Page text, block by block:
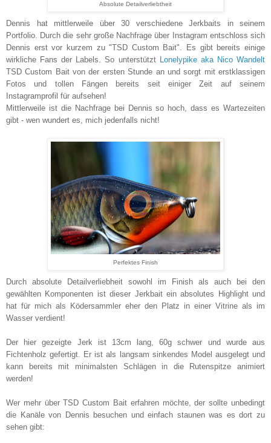
Absolute Detailverliebtheit
Dennis hat mittlerweile über 30 verschiedene Jerkbaits in seinem
Portfolio. Durch die sehr große Nachfrage über Instagram entschloss sich
Dennis erst vor kurzem zu "TSD Custom Bait". Es gibt bereits einige
wirkliche Fans der Labels. So unterstützt Lonelypike aka Nico Wandelt
TSD Custom Bait von der ersten Stunde an und sorgt mit erstklassigen
Fotos und tollen Fängen bereits seit einiger Zeit auf seinem
Instagramprofil für aufsehen!
Mittlerweile ist die Nachfrage bei Dennis so hoch, dass es Wartezeiten
gibt - wen wundert es, mich jedenfalls nicht!
Perfektes Finish
Durch absolute Detailverliebheit sowohl im Finish als auch bei den
gewählten Komponenten ist dieser Jerkbait ein absolutes Highlight und
hat für mich als Ködersammler eher den Platz in einer Vitrine als im
Wasser verdient!
Der hier gezeigte Jerk ist 13cm lang, 60g schwer und wurde aus
Fichtenholz gefertigt. Er ist als langsam sinkendes Model ausgelegt und
kann bereits mit minimalsten Schlägen in die Rutenspitze animiert
werden!
Wer mehr über TSD Custom Bait erfahren möchte, der sollte unbedingt
die Kanäle von Dennis besuchen und einfach staunen was es dort zu
sehen gibt: